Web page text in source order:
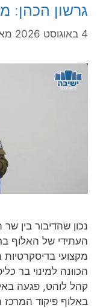
גרשון הכהן:
4 באוגוסט 2026
נכון שהדיבור בין
העתידי של האלוף
מקצועי
הכוונה למינוי בר
קהל לוהט, פגעה
באלוף פיקוד